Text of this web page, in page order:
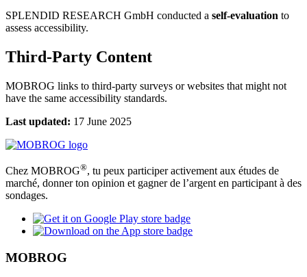
SPLENDID RESEARCH GmbH conducted a self-evaluation to
assess accessibility.
Third-Party Content
MOBROG links to third-party surveys or websites that might not
have the same accessibility standards.
Last updated: 17 June 2025
Chez MOBROG®, tu peux participer activement aux études de
marché, donner ton opinion et gagner de l’argent en participant à des
sondages.
MOBROG